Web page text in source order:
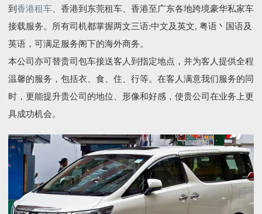
到 香港租车、香港到东莞租车、香港至广东各地跨境豪华私家车
接载服务。所有司机都掌握两文三语:中文及英文, 粤语丶国语及
英语，可满足服务阁下的海外商务。
本公司亦可替贵司包车接送客人到指定地点，并为客人提供全程
温馨的服务，包括衣、食、住、行等。在客人满意我们服务的同
时，更能提升贵公司的地位、形像和好感，使贵公司在业务上更
具成功机会。